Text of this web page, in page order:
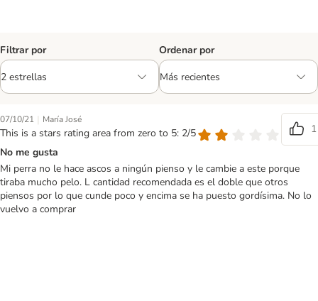
Filtrar por Ordenar por
07/10/21 | María José
This is a stars rating area from zero to 5: 2/5
1
No me gusta
Mi perra no le hace ascos a ningún pienso y le cambie a este porque
tiraba mucho pelo. L cantidad recomendada es el doble que otros
piensos por lo que cunde poco y encima se ha puesto gordísima. No lo
vuelvo a comprar